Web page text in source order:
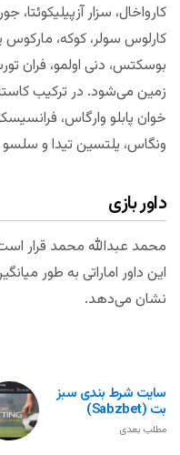
کارواخال، سزار آزپیلیکوئتا،
کارلوس سولر، کوکه، مارکوس
بوسکتس، دنی اولمو، فران
زمین می‌شود. در ترکیب
خوان پابلو وارگاس،
ونگاس، یلتسین تیدا و
داور بازی
محمد عبدالله محمد قرار است
نشان می‌دهد.
سایت شرط بندی سبز
بت (Sabzbet)
مطلب بعدی